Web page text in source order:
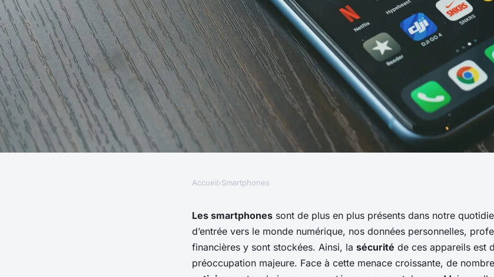
Quelle est l'efficacité des antivirus
pour smartphones ?
Accueil›Smartphones
Les smartphones sont de plus en plus présents dans notre
d’entrée vers le monde numérique, nos données personnelles,
financières y sont stockées. Ainsi, la sécurité de ces appareils est
préoccupation majeure. Face à cette menace croissante, de